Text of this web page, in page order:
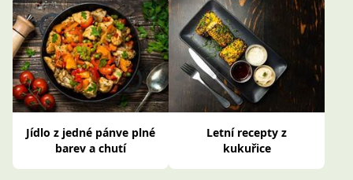
Jídlo z jedné pánve plné
barev a chutí
Letní recepty z
kukuřice